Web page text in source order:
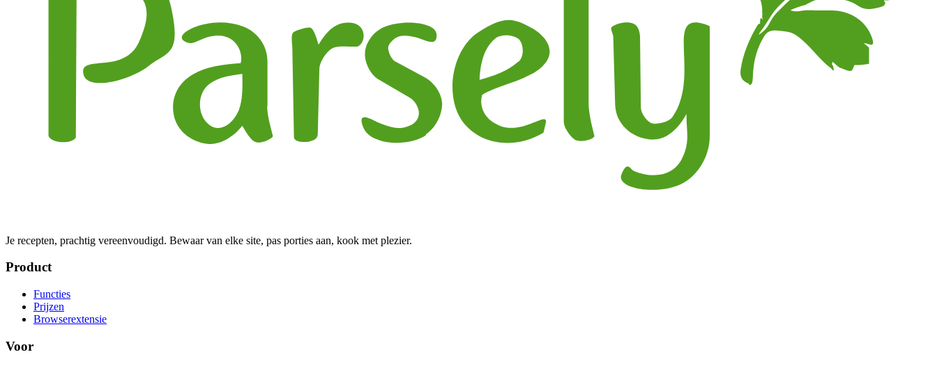
Je recepten, prachtig vereenvoudigd. Bewaar van elke site, pas porties aan, kook met plezier.
Product
Functies
Prijzen
Browserextensie
Voor